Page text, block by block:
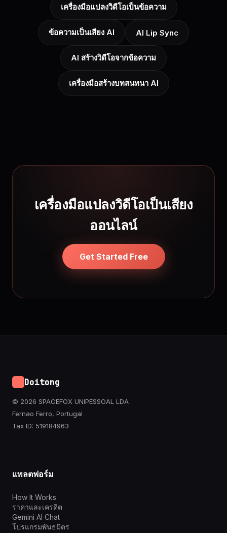
เครื่องมือแปลงวิดีโอเป็นข้อความ
ข้อความเป็นเสียง AI AI Lip Sync
AI สร้างวิดีโอจากข้อความ
เครื่องมือสร้างบทสนทนา AI
เครื่องมือแปลงวิดีโอเป็นเสียง
ออนไลน์
Get Started Free
Doitong
© 2026 SPACEFOX UNIPESSOAL LDA
Fernao Ferro, Portugal
Tax ID: 519184963
แพลตฟอร์ม
How It Works
ราคาและเครดิต
Gemini AI Chat
โปรแกรมพันธมิตร